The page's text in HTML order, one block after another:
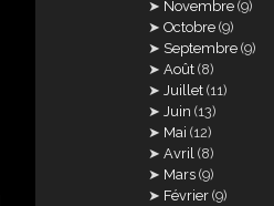
Novembre (9)
Octobre (9)
Septembre (9)
Août (8)
Juillet (11)
Juin (13)
Mai (12)
Avril (8)
Mars (9)
Février (9)